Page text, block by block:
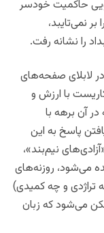
حاکمیت خودسر
نمی‌تایبد،
را نشانه رفت.
لابلای صفحه‌های
با ارزش و
آن برهه با
پاسخ به این
نیم‌بند»،
می‌شود، روزنه‌های
و چه کمیدی)
می‌شود که زبان